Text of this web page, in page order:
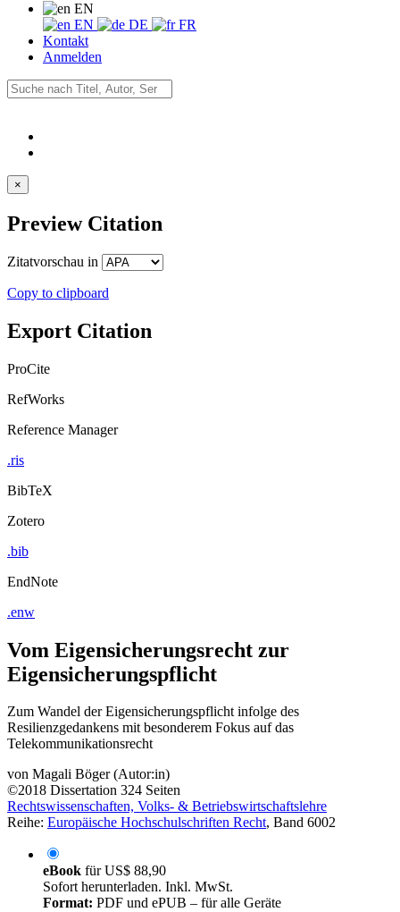
EN
EN
DE
FR
Kontakt
Anmelden
×
Preview Citation
Zitatvorschau in
Copy to clipboard
Export Citation
ProCite
RefWorks
Reference Manager
.ris
BibTeX
Zotero
.bib
EndNote
.enw
Vom Eigensicherungsrecht zur
Eigensicherungspflicht
Zum Wandel der Eigensicherungspflicht infolge des
Resilienzgedankens mit besonderem Fokus auf das
Telekommunikationsrecht
von Magali Böger (Autor:in)
©2018 Dissertation 324 Seiten
Rechtswissenschaften, Volks- & Betriebswirtschaftslehre
Reihe: Europäische Hochschulschriften Recht, Band 6002
eBook fürUS$ 88,90
Sofort herunterladen. Inkl. MwSt.
Format: PDF und ePUB – für alle Geräte